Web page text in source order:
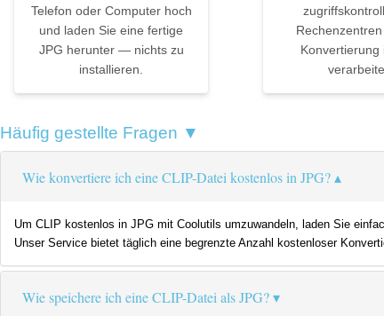
Telefon oder Computer hoch
und laden Sie eine fertige
JPG herunter — nichts zu
installieren.
Konvertierung
Häufig gestellte Fragen ▼
Wie konvertiere ich eine CLIP-Datei kostenlos in JPG?
Um CLIP kostenlos in JPG mit Coolutils umzuwandeln, laden Sie
Unser Service bietet täglich eine begrenzte Anzahl kostenloser
Wie speichere ich eine CLIP-Datei als JPG?